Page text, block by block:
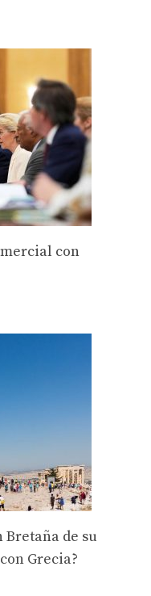
con
Bretaña de su
Grecia?